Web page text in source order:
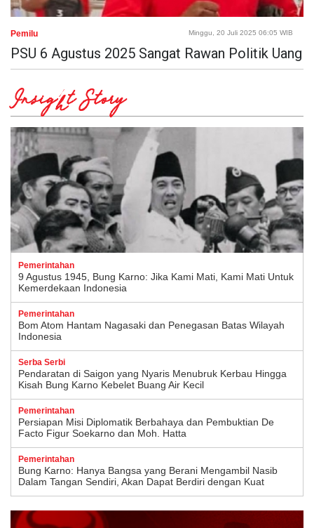
Pemilu Minggu, 20 Juli 2025 06:05 WIB
PSU 6 Agustus 2025 Sangat Rawan Politik Uang
Insight Story
Pemerintahan
9 Agustus 1945, Bung Karno: Jika Kami Mati, Kami Mati Untuk
Kemerdekaan Indonesia
Pemerintahan
Bom Atom Hantam Nagasaki dan Penegasan Batas Wilayah
Indonesia
Serba Serbi
Pendaratan di Saigon yang Nyaris Menubruk Kerbau Hingga
Kisah Bung Karno Kebelet Buang Air Kecil
Pemerintahan
Persiapan Misi Diplomatik Berbahaya dan Pembuktian De
Facto Figur Soekarno dan Moh. Hatta
Pemerintahan
Bung Karno: Hanya Bangsa yang Berani Mengambil Nasib
Dalam Tangan Sendiri, Akan Dapat Berdiri dengan Kuat